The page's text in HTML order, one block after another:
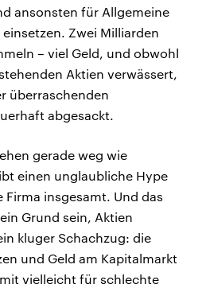
ansonsten für Allgemeine
Zwei Milliarden
– viel Geld, und obwohl
Aktien verwässert,
überraschenden
abgesackt.
gerade weg wie
einen unglaubliche Hype
Firma insgesamt. Und das
Grund sein, Aktien
kluger Schachzug: die
und Geld am Kapitalmarkt
vielleicht für schlechte